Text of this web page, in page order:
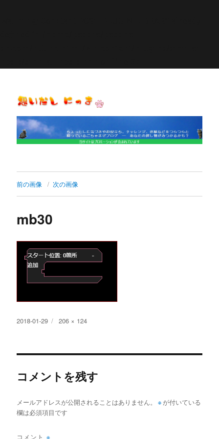
思いだし にっき
前の画像 次の画像
mb30
投
2018-01-29
フ
206 × 124
コメントを残す
メールアドレスが公開されることはありません。 ※ が付いている
欄は必須項目です
コメント※